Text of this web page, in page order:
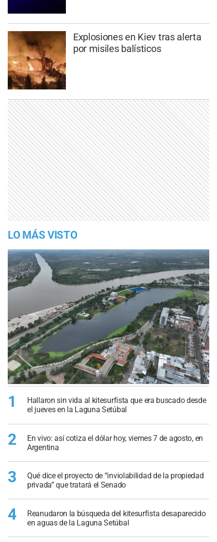
Explosiones en Kiev tras alerta
por misiles balísticos
LO MÁS VISTO
1
Hallaron sin vida al kitesurfista que era buscado desde
el jueves en la Laguna Setúbal
2
En vivo: así cotiza el dólar hoy, viernes 7 de agosto, en
Argentina
3
Qué dice el proyecto de “inviolabilidad de la propiedad
privada” que tratará el Senado
4
Reanudaron la búsqueda del kitesurfista desaparecido
en aguas de la Laguna Setúbal